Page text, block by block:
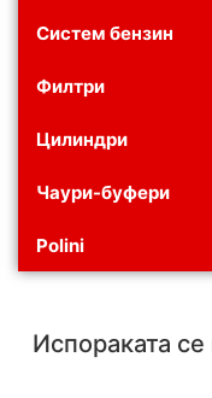
Систем бензин
Филтри
Цилиндри
Чаури-буфери
Polini
Испораката